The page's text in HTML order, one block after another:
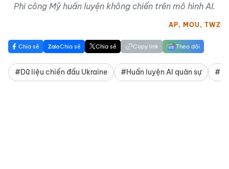
Phi công Mỹ huấn luyện không chiến trên mô hình AI.
AP, MOU, TWZ
Chia sẻ Chia sẻ Chia sẻ Copy link Theo dõi
#Dữ liệu chiến đấu Ukraine #Huấn luyện AI quân sự